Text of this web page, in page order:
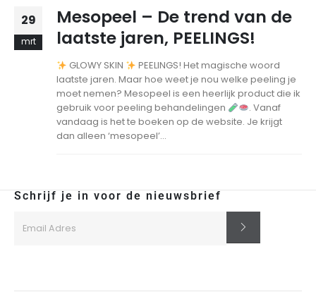
29
mrt
Mesopeel – De trend van de
laatste jaren, PEELINGS!
GLOWY SKIN
PEELINGS! Het magische woord
laatste jaren. Maar hoe weet je nou welke peeling je
moet nemen? Mesopeel is een heerlijk product die ik
gebruik voor peeling behandelingen
. Vanaf
vandaag is het te boeken op de website. Je krijgt
dan alleen ‘mesopeel’...
Schrijf je in voor de nieuwsbrief